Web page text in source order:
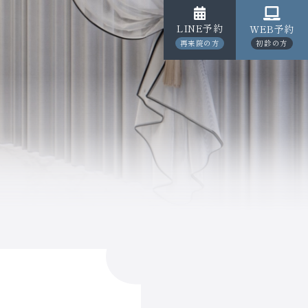
LINE予約
再来院の方
WEB予約
初診の方